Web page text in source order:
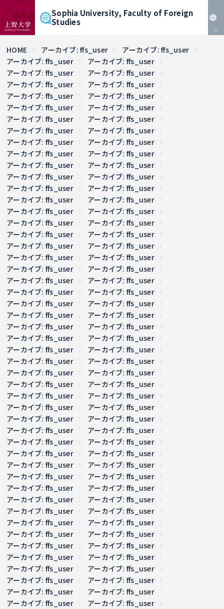
Sophia University, Faculty of Foreign
Studies
HOME アーカイブ: ffs_user
アーカイブ: ffs_user
アーカイブ: ffs_user
アーカイブ: ffs_user
アーカイブ: ffs_user
アーカイブ: ffs_user
アーカイブ: ffs_user
アーカイブ: ffs_user
アーカイブ: ffs_user
アーカイブ: ffs_user
アーカイブ: ffs_user
アーカイブ: ffs_user
アーカイブ: ffs_user
アーカイブ: ffs_user
アーカイブ: ffs_user
アーカイブ: ffs_user
アーカイブ: ffs_user
アーカイブ: ffs_user
アーカイブ: ffs_user
アーカイブ: ffs_user
アーカイブ: ffs_user
アーカイブ: ffs_user
アーカイブ: ffs_user
アーカイブ: ffs_user
アーカイブ: ffs_user
アーカイブ: ffs_user
アーカイブ: ffs_user
アーカイブ: ffs_user
アーカイブ: ffs_user
アーカイブ: ffs_user
アーカイブ: ffs_user
アーカイブ: ffs_user
アーカイブ: ffs_user
アーカイブ: ffs_user
アーカイブ: ffs_user
アーカイブ: ffs_user
アーカイブ: ffs_user
アーカイブ: ffs_user
アーカイブ: ffs_user
アーカイブ: ffs_user
アーカイブ: ffs_user
アーカイブ: ffs_user
アーカイブ: ffs_user
アーカイブ: ffs_user
アーカイブ: ffs_user
アーカイブ: ffs_user
アーカイブ: ffs_user
アーカイブ: ffs_user
アーカイブ: ffs_user
アーカイブ: ffs_user
アーカイブ: ffs_user
アーカイブ: ffs_user
アーカイブ: ffs_user
アーカイブ: ffs_user
アーカイブ: ffs_user
アーカイブ: ffs_user
アーカイブ: ffs_user
アーカイブ: ffs_user
アーカイブ: ffs_user
アーカイブ: ffs_user
アーカイブ: ffs_user
アーカイブ: ffs_user
アーカイブ: ffs_user
アーカイブ: ffs_user
アーカイブ: ffs_user
アーカイブ: ffs_user
アーカイブ: ffs_user
アーカイブ: ffs_user
アーカイブ: ffs_user
アーカイブ: ffs_user
アーカイブ: ffs_user
アーカイブ: ffs_user
アーカイブ: ffs_user
アーカイブ: ffs_user
アーカイブ: ffs_user
アーカイブ: ffs_user
アーカイブ: ffs_user
アーカイブ: ffs_user
アーカイブ: ffs_user
アーカイブ: ffs_user
アーカイブ: ffs_user
アーカイブ: ffs_user
アーカイブ: ffs_user
アーカイブ: ffs_user
アーカイブ: ffs_user
アーカイブ: ffs_user
アーカイブ: ffs_user
アーカイブ: ffs_user
アーカイブ: ffs_user
アーカイブ: ffs_user
アーカイブ: ffs_user
アーカイブ: ffs_user
アーカイブ: ffs_user
アーカイブ: ffs_user
アーカイブ: ffs_user
アーカイブ: ffs_user
アーカイブ: ffs_user
アーカイブ: ffs_user